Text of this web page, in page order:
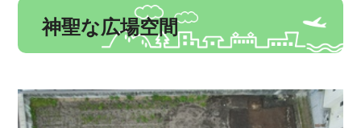
神聖な広場空間